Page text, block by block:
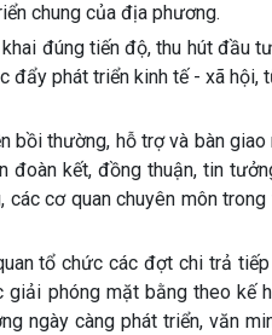
chung của địa phương.
đúng tiến độ, thu hút đầu
đẩy phát triển kinh tế - xã hội,
bồi thường, hỗ trợ và bàn
đoàn kết, đồng thuận, tin
cơ quan chuyên môn trong
tổ chức các đợt chi trả
giải phóng mặt bằng theo kế
ngày càng phát triển, văn